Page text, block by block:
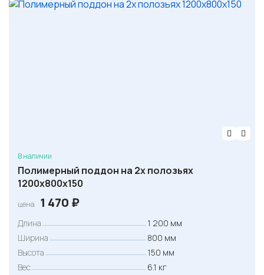
В наличии
Полимерный поддон на 2х полозьях
1200х800х150
цена 1 470 ₽
Длина
1 200 мм
Ширина
800 мм
Высота
150 мм
Вес
6.1 кг